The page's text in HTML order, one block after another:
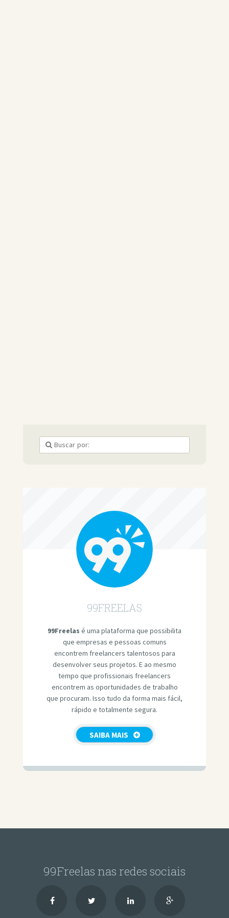
99FREELAS
99Freelas é uma plataforma que possibilita
que empresas e pessoas comuns
encontrem freelancers talentosos para
desenvolver seus projetos. E ao mesmo
tempo que profissionais freelancers
encontrem as oportunidades de trabalho
que procuram. Isso tudo da forma mais fácil,
rápido e totalmente segura.
SAIBA MAIS
99Freelas nas redes sociais